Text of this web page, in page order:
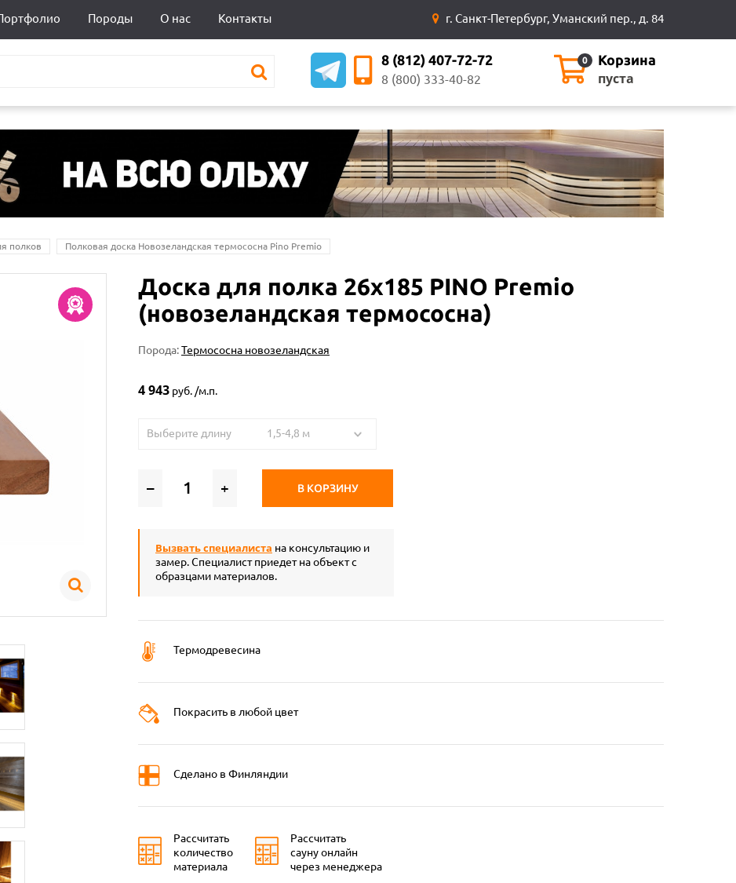
Породы О нас Контакты г. Санкт-Петербург, Уманский пер., д. 84
Корзина
0
пуста
8 (812) 407-72-72
8 (800) 333-40-82
полков Полковая доска Новозеландская термососна Pino Premio
Доска для полка 26х185 PINO Premio
(новозеландская термососна)
Порода:Термососна новозеландская
4 943 руб. /м.п.
Выберите длину 1,5-4,8 м
– + В КОРЗИНУ
Вызвать специалиста на консультацию и
замер. Специалист приедет на объект с
образцами материалов.
Термодревесина
Покрасить в любой цвет
Сделано в Финляндии
Рассчитать
количество
материала
Рассчитать
сауну онлайн
через менеджера